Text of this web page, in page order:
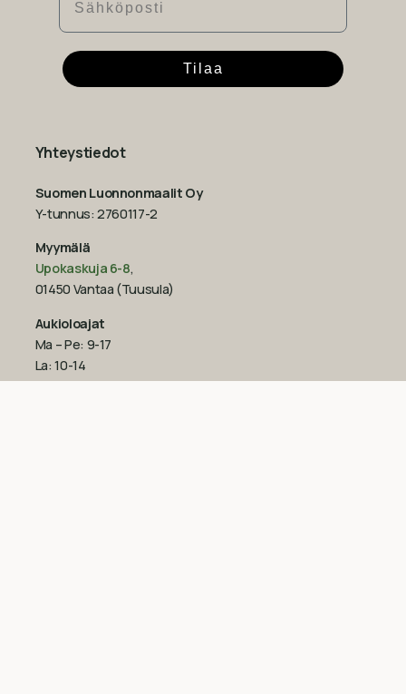
Tilaa
Yhteystiedot
Suomen Luonnonmaalit Oy
Y-tunnus: 2760117-2
Myymälä
Upokaskuja 6-8,
01450 Vantaa (Tuusula)
Aukioloajat
Ma – Pe: 9-17
La: 10-14
Su: suljettu